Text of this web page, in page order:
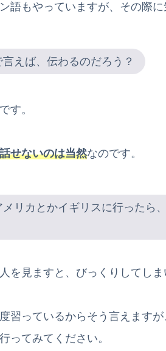
語もやっていますが、その際に
えば、伝わるのだろう？
す。
話せないのは当然なのです。
メリカとかイギリスに行ったら
を見ますと、びっくりしてしま
習っているからそう言えます
ってみてください。